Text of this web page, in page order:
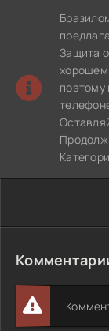
Защита
хорошем
поэтому